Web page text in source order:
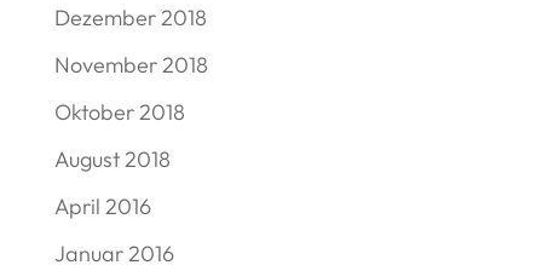
Dezember 2018
November 2018
Oktober 2018
August 2018
April 2016
Januar 2016